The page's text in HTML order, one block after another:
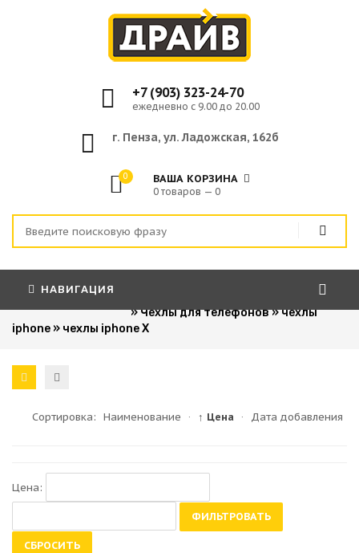
+7 (903) 323-24-70
ежедневно с 9.00 до 20.00
г. Пенза, ул. Ладожская, 162б
0 ВАША КОРЗИНА
0 товаров — 0
НАВИГАЦИЯ
Для сотовых телефонов
»Чехлы для телефонов»чехлы
iphone » чехлы iphone X
Сортировка: Наименование · ↑ Цена · Дата добавления
Цена:
ФИЛЬТРОВАТЬ
СБРОСИТЬ